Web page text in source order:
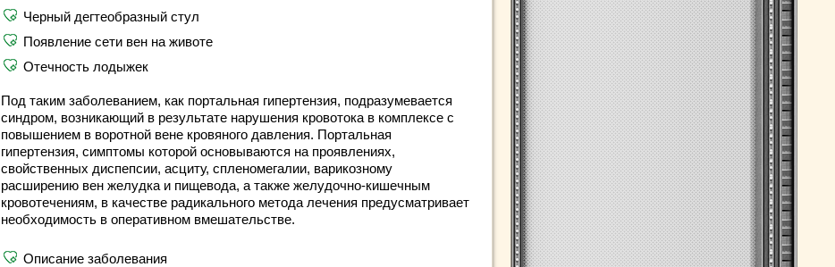
Черный дегтеобразный стул
Появление сети вен на животе
Отечность лодыжек
Под таким заболеванием, как портальная гипертензия, подразумевается
синдром, возникающий в результате нарушения кровотока в комплексе с
повышением в воротной вене кровяного давления. Портальная
гипертензия, симптомы которой основываются на проявлениях,
свойственных диспепсии, асциту, спленомегалии, варикозному
расширению вен желудка и пищевода, а также желудочно-кишечным
кровотечениям, в качестве радикального метода лечения предусматривает
необходимость в оперативном вмешательстве.
Описание заболевания